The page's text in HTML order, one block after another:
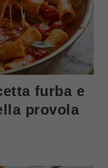
furba e
provola